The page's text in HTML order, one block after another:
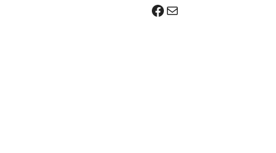
Facebook
E-Mail